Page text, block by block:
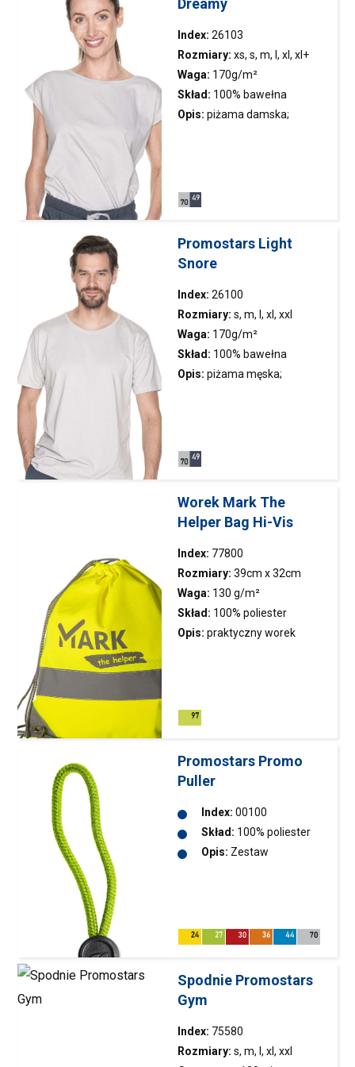
Dreamy
Index: 26103
Rozmiary: xs, s, m, l, xl, xl+
Waga: 170g/m²
Skład: 100% bawełna
czesana
Opis: piżama damska;
dekolt wykończony lamówką;
pas wraz z regulacją; dwie
Promostars Light
Snore
Index: 26100
Rozmiary: s, m, l, xl, xxl
Waga: 170g/m²
Skład: 100% bawełna
czesana
Opis: piżama męska;
elastyczny ściągacz; taśma
boczne
Worek Mark The
Helper Bag Hi-Vis
Index: 77800
Rozmiary: 39cm x 32cm
Waga: 130 g/m²
Skład: 100% poliester
Opis: praktyczny worek
podwyższenia widzialności i
zastosowania jako plecak.
Promostars Promo
Puller
Index: 00100
Skład: 100% poliester
Opis: Zestaw
wyciśniętym logo
zamontowania na
produktach oznaczonych
Spodnie Promostars
Gym
Index: 75580
Rozmiary: s, m, l, xl, xxl